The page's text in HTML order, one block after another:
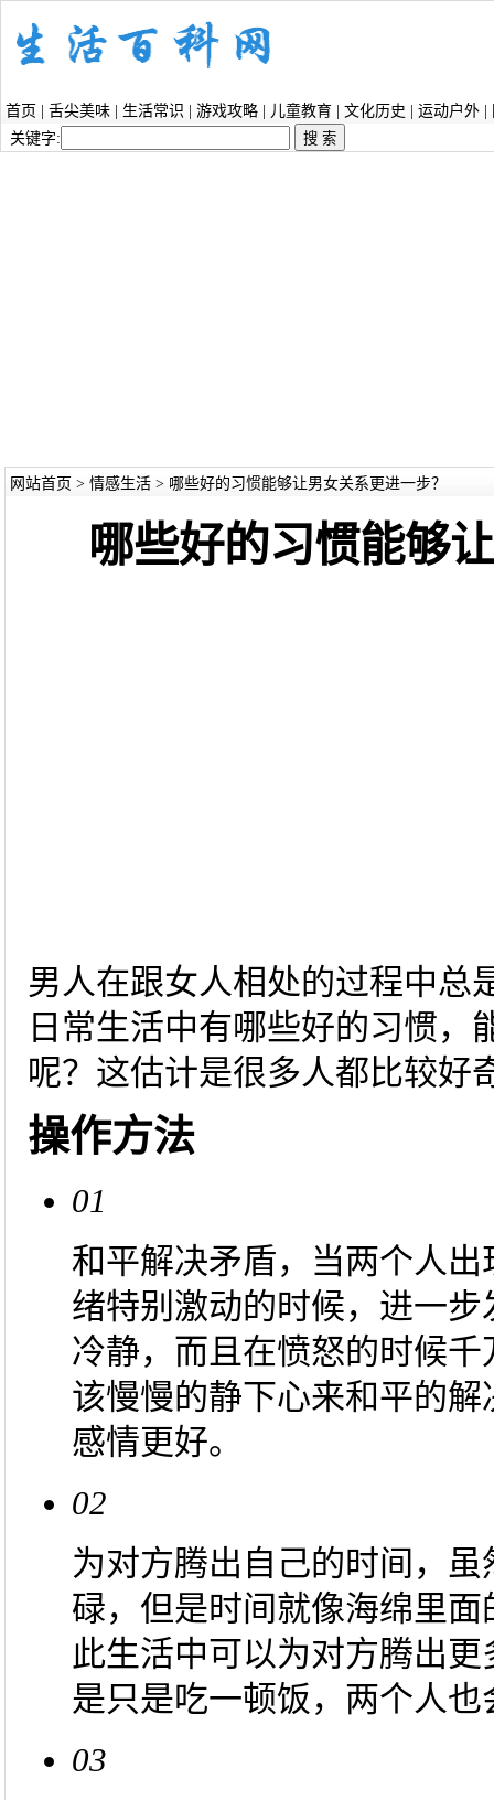
首页 舌尖美味 生活常识 游戏攻略 儿童教育 文化历史 运动户外
关键字:
网站首页 > 情感生活> 哪些好的习惯能够让男女关系更进一步？
哪些好的习惯能够
男人在跟女人相处的过程中总
日常生活中有哪些好的习惯，
呢？这估计是很多人都比较好
操作方法
01
和平解决矛盾，当两个人
绪特别激动的时候，进一
冷静，而且在愤怒的时候
该慢慢的静下心来和平的
感情更好。
02
为对方腾出自己的时间，
碌，但是时间就像海绵里
此生活中可以为对方腾出
是只是吃一顿饭，两个人
03